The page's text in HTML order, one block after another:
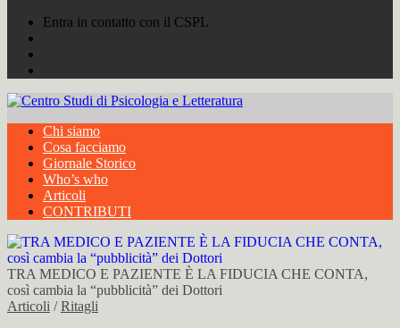
Entra in contatto con il CSPL
Chi siamo
Cosa facciamo
Giornale Storico
Who’s who
Articoli
CONTRIBUTI
TRA MEDICO E PAZIENTE È LA FIDUCIA CHE CONTA,
così cambia la “pubblicità” dei Dottori
Articoli /Ritagli